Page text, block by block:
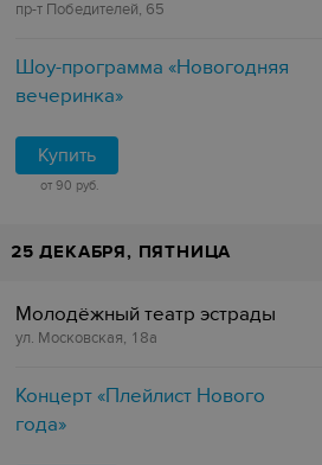
пр-т Победителей, 65
Шоу-программа «‎Новогодняя
вечеринка»
Купить
от 90 руб.
25 ДЕКАБРЯ, ПЯТНИЦА
Молодёжный театр эстрады
ул. Московская, 18а
Концерт «Плейлист Нового
года»